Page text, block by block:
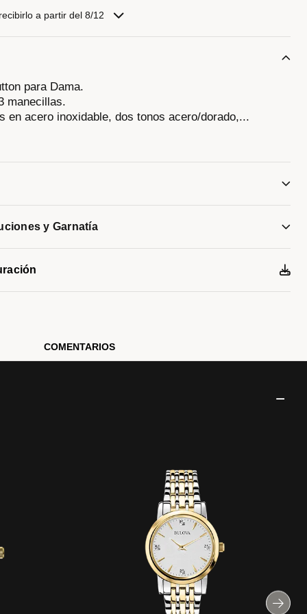
a partir del 8/12
para Dama.
manecillas.
en acero inoxidable, dos tonos acero/dorado,...
y manecillas en dorado.
y Garnatía
COMENTARIOS